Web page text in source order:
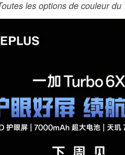
les options de couleur du